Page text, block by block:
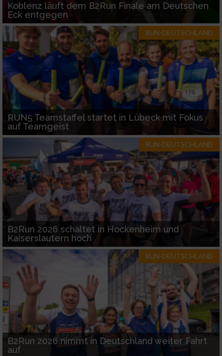
Koblenz läuft dem B2Run Finale am Deutschen
Eck entgegen
RUN-DEUTSCHLAND
RUN5 Teamstaffel startet in Lübeck mit Fokus
auf Teamgeist
RUN-DEUTSCHLAND
B2Run 2026 schaltet in Hockenheim und
Kaiserslautern hoch
RUN-DEUTSCHLAND
B2Run 2026 nimmt in Deutschland weiter Fahrt
auf